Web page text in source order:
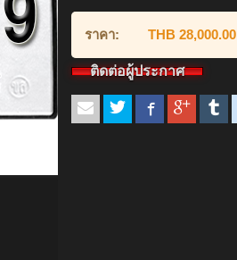
ราคา: THB 28,000.00
ติดต่อผู้ประกาศ